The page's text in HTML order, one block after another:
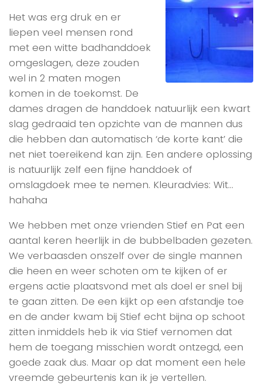
Het was erg druk en er
liepen veel mensen rond
met een witte badhanddoek
omgeslagen, deze zouden
wel in 2 maten mogen
komen in de toekomst. De
dames dragen de handdoek natuurlijk een kwart
slag gedraaid ten opzichte van de mannen dus
die hebben dan automatisch ‘de korte kant’ die
net niet toereikend kan zijn. Een andere oplossing
is natuurlijk zelf een fijne handdoek of
omslagdoek mee te nemen. Kleuradvies: Wit…
hahaha
We hebben met onze vrienden Stief en Pat een
aantal keren heerlijk in de bubbelbaden gezeten.
We verbaasden onszelf over de single mannen
die heen en weer schoten om te kijken of er
ergens actie plaatsvond met als doel er snel bij
te gaan zitten. De een kijkt op een afstandje toe
en de ander kwam bij Stief echt bijna op schoot
zitten inmiddels heb ik via Stief vernomen dat
hem de toegang misschien wordt ontzegd, een
goede zaak dus. Maar op dat moment een hele
vreemde gebeurtenis kan ik je vertellen.